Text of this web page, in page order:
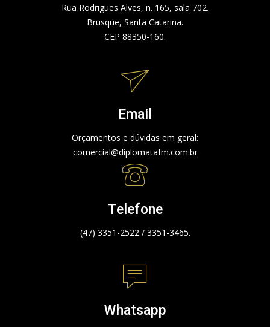
Rua Rodrigues Alves, n. 165, sala 702.
Brusque, Santa Catarina.
CEP 88350-160.
Email
Orçamentos e dúvidas em geral:
comercial@diplomatafm.com.br
Telefone
(47) 3351-2522 / 3351-3465.
Whatsapp